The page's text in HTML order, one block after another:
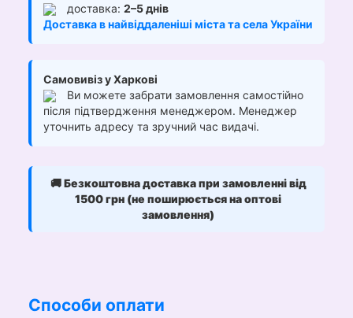
доставка: 2–5 днів
Доставка в найвіддаленіші міста та села України
Самовивіз у Харкові
Ви можете забрати замовлення самостійно
після підтвердження менеджером. Менеджер
уточнить адресу та зручний час видачі.
🚚Безкоштовна доставка при замовленні від
1500 грн (не поширюється на оптові
замовлення)
Способи оплати